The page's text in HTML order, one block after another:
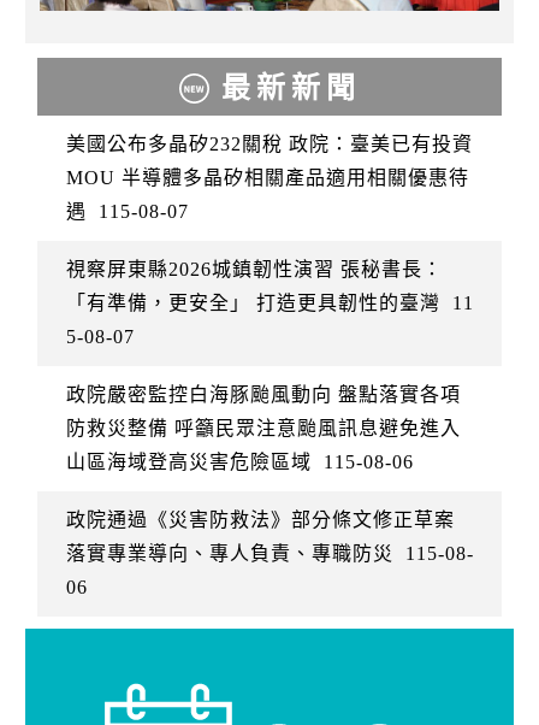
最新新聞
美國公布多晶矽232關稅 政院：臺美已有投資
MOU 半導體多晶矽相關產品適用相關優惠待
遇
115-08-07
視察屏東縣2026城鎮韌性演習 張秘書長：
「有準備，更安全」 打造更具韌性的臺灣
11
5-08-07
政院嚴密監控白海豚颱風動向 盤點落實各項
防救災整備 呼籲民眾注意颱風訊息避免進入
山區海域登高災害危險區域
115-08-06
政院通過《災害防救法》部分條文修正草案
落實專業導向、專人負責、專職防災
115-08-
06